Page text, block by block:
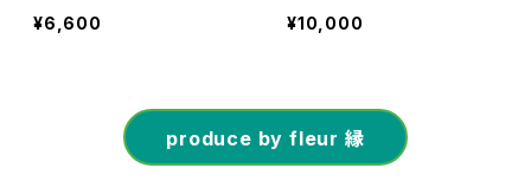
¥6,600
¥10,000
produce by fleur 縁